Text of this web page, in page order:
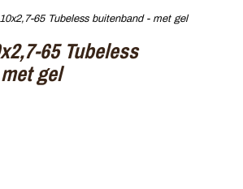
65 Tubeless buitenband - met gel
65 Tubeless
gel